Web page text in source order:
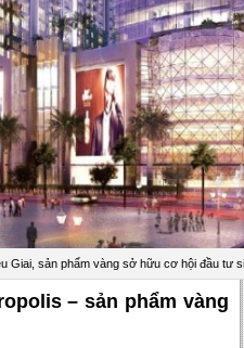
Giai, sản phẩm vàng sở hữu cơ hội đầu tư
– sản phẩm vàng